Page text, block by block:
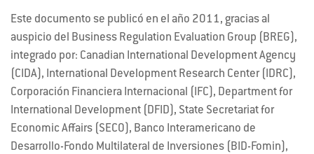
Este documento se publicó en el año 2011, gracias al
auspicio del Business Regulation Evaluation Group (BREG),
integrado por: Canadian International Development Agency
(CIDA), International Development Research Center (IDRC),
Corporación Financiera Internacional (IFC), Department for
International Development (DFID), State Secretariat for
Economic Affairs (SECO), Banco Interamericano de
Desarrollo-Fondo Multilateral de Inversiones (BID-Fomin),